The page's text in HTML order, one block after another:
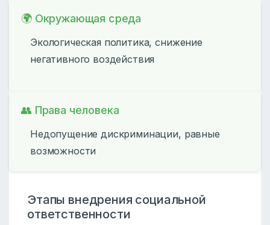
🌍 Окружающая среда
Экологическая политика, снижение
негативного воздействия
👥 Права человека
Недопущение дискриминации, равные
возможности
Этапы внедрения социальной
ответственности